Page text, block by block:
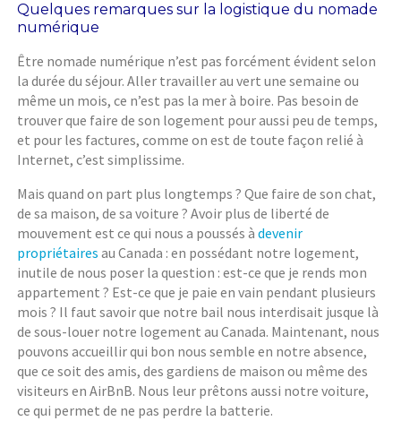
Quelques remarques sur la logistique du nomade
numérique
Être nomade numérique n’est pas forcément évident selon
la durée du séjour. Aller travailler au vert une semaine ou
même un mois, ce n’est pas la mer à boire. Pas besoin de
trouver que faire de son logement pour aussi peu de temps,
et pour les factures, comme on est de toute façon relié à
Internet, c’est simplissime.
Mais quand on part plus longtemps ? Que faire de son chat,
de sa maison, de sa voiture ? Avoir plus de liberté de
mouvement est ce qui nous a poussés àdevenir
propriétaires au Canada : en possédant notre logement,
inutile de nous poser la question : est-ce que je rends mon
appartement ? Est-ce que je paie en vain pendant plusieurs
mois ? Il faut savoir que notre bail nous interdisait jusque là
de sous-louer notre logement au Canada. Maintenant, nous
pouvons accueillir qui bon nous semble en notre absence,
que ce soit des amis, des gardiens de maison ou même des
visiteurs en AirBnB. Nous leur prêtons aussi notre voiture,
ce qui permet de ne pas perdre la batterie.